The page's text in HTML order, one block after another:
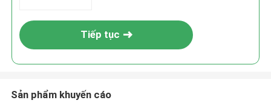
Tiếp tục
Sản phẩm khuyến cáo